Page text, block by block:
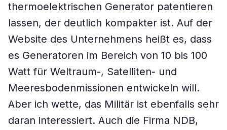
thermoelektrischen Generator patentieren
lassen, der deutlich kompakter ist. Auf der
Website des Unternehmens heißt es, dass
es Generatoren im Bereich von 10 bis 100
Watt für Weltraum-, Satelliten- und
Meeresbodenmissionen entwickeln will.
Aber ich wette, das Militär ist ebenfalls sehr
daran interessiert. Auch die Firma NDB,